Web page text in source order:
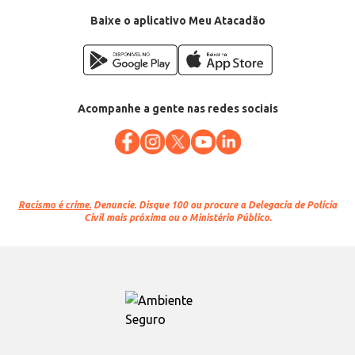
Baixe o aplicativo Meu Atacadão
Acompanhe a gente nas redes sociais
Racismo é crime. Denuncie. Disque 100 ou procure a Delegacia de Polícia
Civil mais próxima ou o Ministério Público.